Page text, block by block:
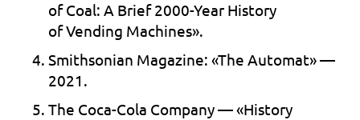
of Coal: A Brief 2000-Year History
of Vending Machines».
Smithsonian Magazine: «The Automat» —
2021.
The Coca-Cola Company — «History